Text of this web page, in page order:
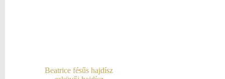
Beatrice fésűs hajdísz